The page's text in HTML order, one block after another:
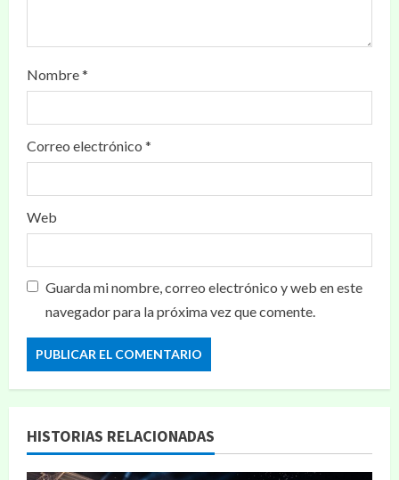
Nombre*
Correo electrónico *
Web
Guarda mi nombre, correo electrónico y web en este
navegador para la próxima vez que comente.
HISTORIAS RELACIONADAS